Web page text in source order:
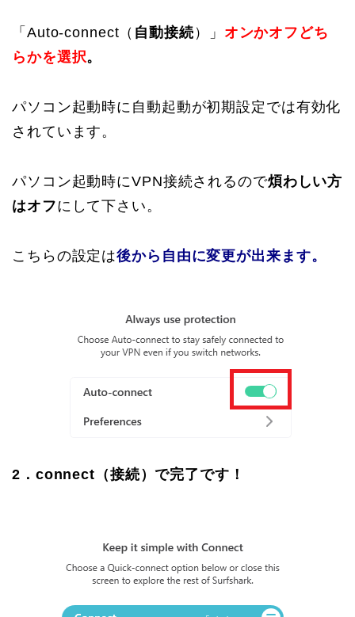
「Auto-connect（ 自動接続 ）」 オンかオフどち
らかを選択。
パソコン起動時に自動起動が初期設定では有効化
されています。
パソコン起動時にVPN接続されるので煩わしい方
はオフにして下さい。
こちらの設定は後から自由に変更が出来ます。
2．connect（接続）で完了です！